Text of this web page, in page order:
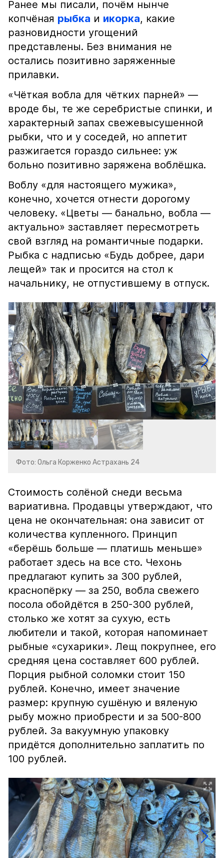
Ранее мы писали, почём нынче
копчёная рыбка и икорка, какие
разновидности угощений
представлены. Без внимания не
остались позитивно заряженные
прилавки.
«Чёткая вобла для чётких парней» —
вроде бы, те же серебристые спинки, и
характерный запах свежевысушенной
рыбки, что и у соседей, но аппетит
разжигается гораздо сильнее: уж
больно позитивно заряжена воблёшка.
Воблу «для настоящего мужика»,
конечно, хочется отнести дорогому
человеку. «Цветы — банально, вобла —
актуально» заставляет пересмотреть
свой взгляд на романтичные подарки.
Рыбка с надписью «Будь добрее, дари
лещей» так и просится на стол к
начальнику, не отпустившему в отпуск.
Фото: Ольга Корженко Астрахань 24
Стоимость солёной снеди весьма
вариативна. Продавцы утверждают, что
цена не окончательная: она зависит от
количества купленного. Принцип
«берёшь больше — платишь меньше»
работает здесь на все сто. Чехонь
предлагают купить за 300 рублей,
краснопёрку — за 250, вобла свежего
посола обойдётся в 250-300 рублей,
столько же хотят за сухую, есть
любители и такой, которая напоминает
рыбные «сухарики». Лещ покрупнее, его
средняя цена составляет 600 рублей.
Порция рыбной соломки стоит 150
рублей. Конечно, имеет значение
размер: крупную сушёную и вяленую
рыбу можно приобрести и за 500-800
рублей. За вакуумную упаковку
придётся дополнительно заплатить по
100 рублей.